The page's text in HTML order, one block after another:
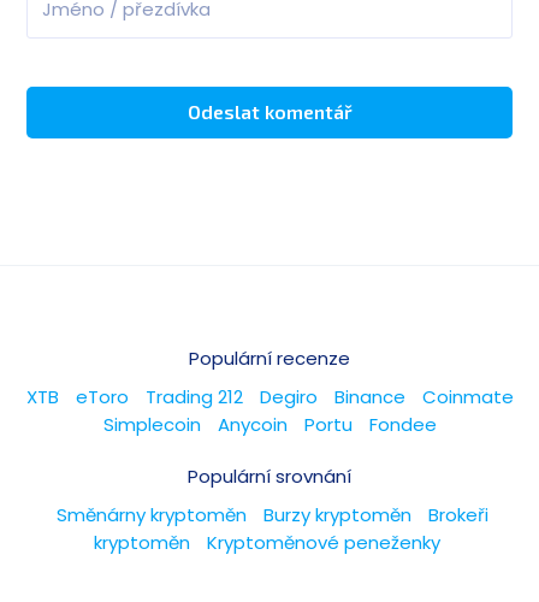
Populární recenze
XTB
eToro Trading 212 Degiro Binance
Coinmate
Simplecoin
Anycoin Portu Fondee
Populární srovnání
Směnárny kryptoměn
Burzy kryptoměn
Brokeři
kryptoměn
Kryptoměnové peneženky